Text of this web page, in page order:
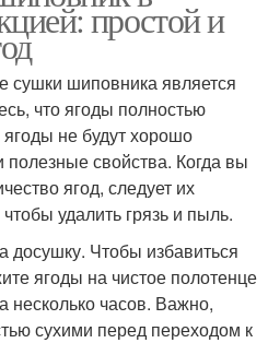
простой и
шиповника является
что ягоды полностью
ягоды не будут хорошо
свойства. Когда вы
ягод, следует их
удалить грязь и пыль.
досушку. Чтобы избавиться
ягоды на чистое полотенце
несколько часов. Важно,
сухими перед переходом к